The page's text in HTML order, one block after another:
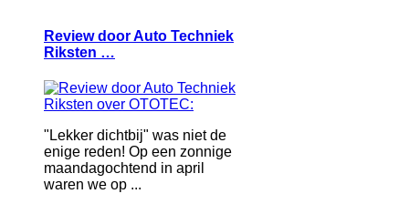
Review door Auto Techniek
Riksten …
"Lekker dichtbij" was niet de
enige reden! Op een zonnige
maandagochtend in april
waren we op ...